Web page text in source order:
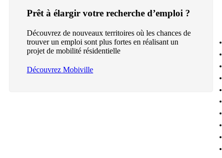
Prêt à élargir votre recherche d’emploi ?
Découvrez de nouveaux territoires où les chances de
trouver un emploi sont plus fortes en réalisant un
projet de mobilité résidentielle
Découvrez Mobiville